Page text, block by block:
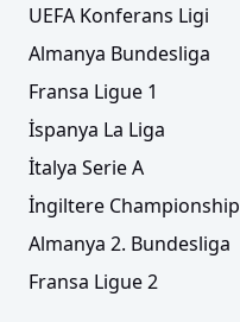
UEFA Konferans Ligi
Almanya Bundesliga
Fransa Ligue 1
İspanya La Liga
İtalya Serie A
İngiltere Championship
Almanya 2. Bundesliga
Fransa Ligue 2